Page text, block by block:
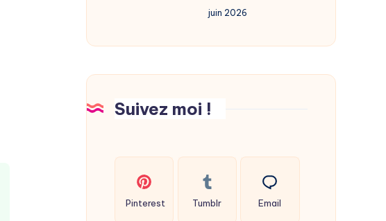
maison
juin 2026
Suivez moi !
Pinterest Tumblr Email